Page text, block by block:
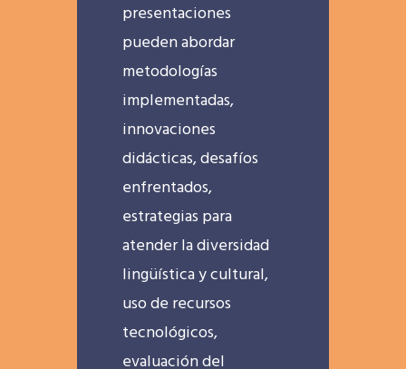
presentaciones
pueden abordar
metodologías
implementadas,
innovaciones
didácticas, desafíos
enfrentados,
estrategias para
atender la diversidad
lingüística y cultural,
uso de recursos
tecnológicos,
evaluación del